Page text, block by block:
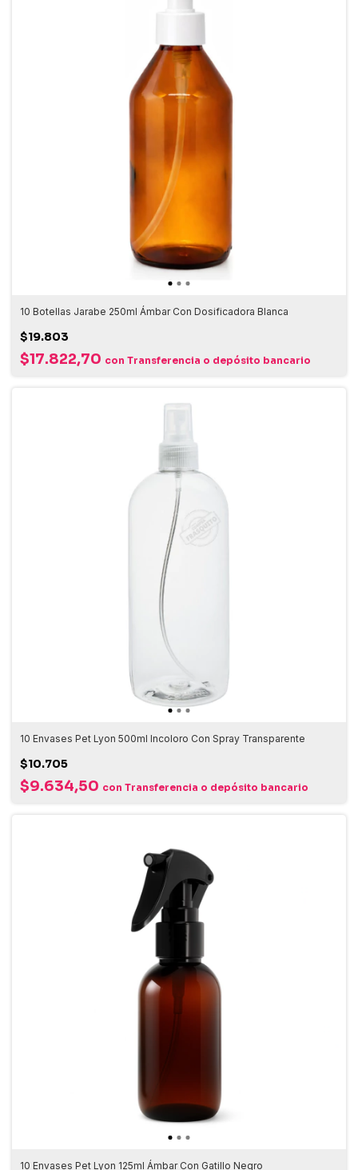
10 Botellas Jarabe 250ml Ámbar Con Dosificadora Blanca
$19.803
$17.822,70 con Transferencia o depósito bancario
10 Envases Pet Lyon 500ml Incoloro Con Spray Transparente
$10.705
$9.634,50 con Transferencia o depósito bancario
10 Envases Pet Lyon 125ml Ámbar Con Gatillo Negro